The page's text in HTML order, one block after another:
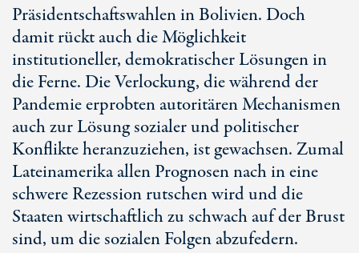
Präsidentschaftswahlen in Bolivien. Doch
damit rückt auch die Möglichkeit
institutioneller, demokratischer Lösungen in
die Ferne. Die Verlockung, die während der
Pandemie erprobten autoritären Mechanismen
auch zur Lösung sozialer und politischer
Konflikte heranzuziehen, ist gewachsen. Zumal
Lateinamerika allen Prognosen nach in eine
schwere Rezession rutschen wird und die
Staaten wirtschaftlich zu schwach auf der Brust
sind, um die sozialen Folgen abzufedern.